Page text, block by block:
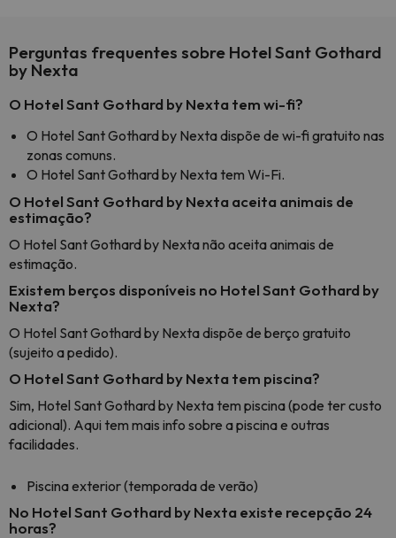
Perguntas frequentes sobre Hotel Sant Gothard
by Nexta
O Hotel Sant Gothard by Nexta tem wi-fi?
O Hotel Sant Gothard by Nexta dispõe de wi-fi gratuito nas
zonas comuns.
O Hotel Sant Gothard by Nexta tem Wi-Fi.
O Hotel Sant Gothard by Nexta aceita animais de
estimação?
O Hotel Sant Gothard by Nexta não aceita animais de
estimação.
Existem berços disponíveis no Hotel Sant Gothard by
Nexta?
O Hotel Sant Gothard by Nexta dispõe de berço gratuito
(sujeito a pedido).
O Hotel Sant Gothard by Nexta tem piscina?
Sim, Hotel Sant Gothard by Nexta tem piscina (pode ter custo
adicional). Aqui tem mais info sobre a piscina e outras
facilidades.
Piscina exterior (temporada de verão)
No Hotel Sant Gothard by Nexta existe recepção 24
horas?